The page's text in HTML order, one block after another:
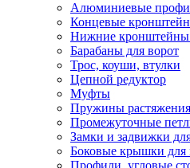
Алюминиевые
Концевые
Нижние кронштейны
Барабаны для ворот
Трос, коуши, втулки
Цепной редуктор
Муфты
Пружины
Промежуточные
Замки и задвижки
Боковые крышки для
Профили, угловые